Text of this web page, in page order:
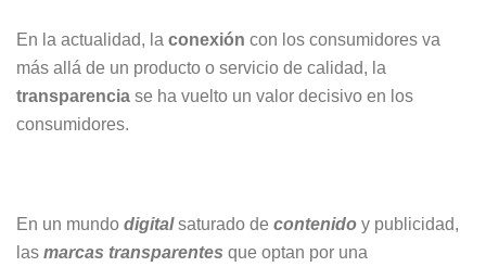
En la actualidad, la conexión con los consumidores va
más allá de un producto o servicio de calidad, la
transparencia se ha vuelto un valor decisivo en los
consumidores.
En un mundo digitalsaturado de contenido y publicidad,
las marcas transparentes que optan por una